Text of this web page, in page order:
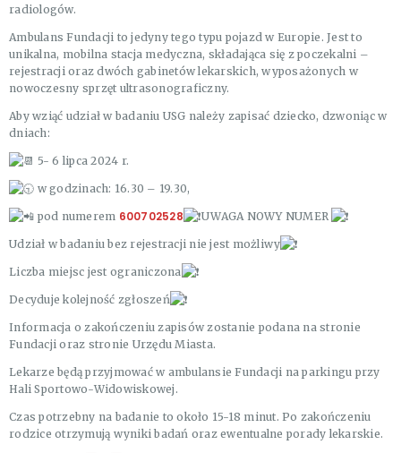
radiologów.
Ambulans Fundacji to jedyny tego typu pojazd w Europie. Jest to
unikalna, mobilna stacja medyczna, składająca się z poczekalni –
rejestracji oraz dwóch gabinetów lekarskich, wyposażonych w
nowoczesny sprzęt ultrasonograficzny.
Aby wziąć udział w badaniu USG należy zapisać dziecko, dzwoniąc w
dniach:
5- 6 lipca 2024 r.
w godzinach: 16.30 – 19.30,
pod numerem 600702528 UWAGA NOWY NUMER
Udział w badaniu bez rejestracji nie jest możliwy
Liczba miejsc jest ograniczona
Decyduje kolejność zgłoszeń
Informacja o zakończeniu zapisów zostanie podana na stronie
Fundacji oraz stronie Urzędu Miasta.
Lekarze będą przyjmować w ambulansie Fundacji na parkingu przy
Hali Sportowo-Widowiskowej.
Czas potrzebny na badanie to około 15-18 minut. Po zakończeniu
rodzice otrzymują wyniki badań oraz ewentualne porady lekarskie.